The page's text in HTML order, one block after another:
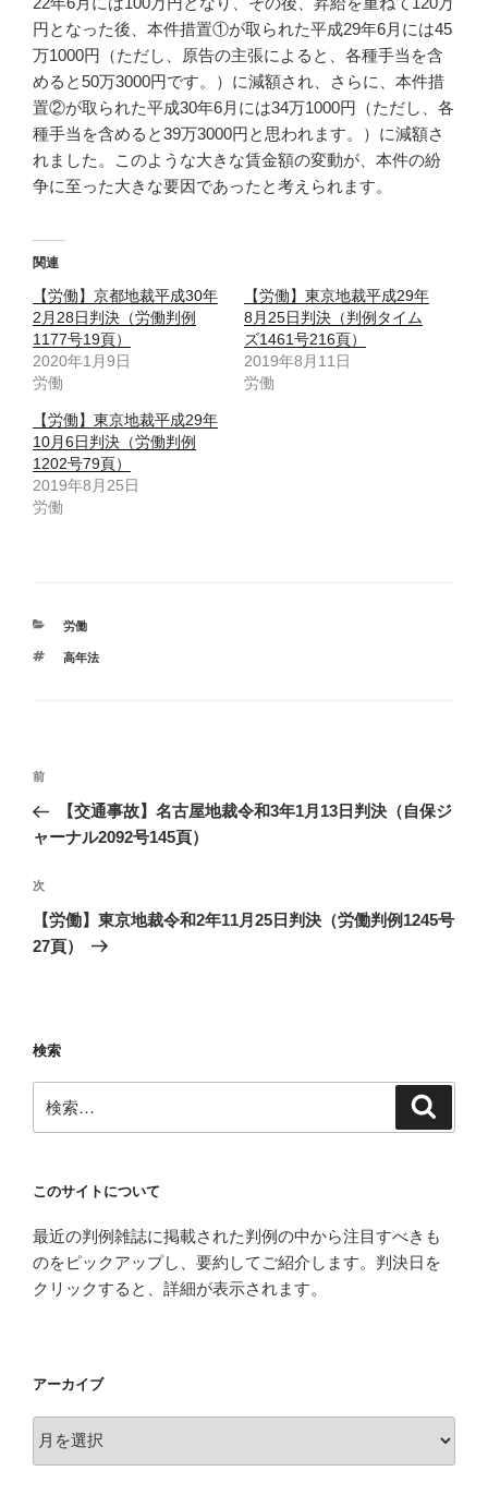
円となった後、本件措置①が取られた平成29年6月には45
万1000円（ただし、原告の主張によると、各種手当を含
めると50万3000円です。）に減額され、さらに、本件措
置②が取られた平成30年6月には34万1000円（ただし、各
種手当を含めると39万3000円と思われます。）に減額さ
れました。このような大きな賃金額の変動が、本件の紛
争に至った大きな要因であったと考えられます。
関連
【労働】京都地裁平成30年
2月28日判決（労働判例
1177号19頁）
2020年1月9日
労働
【労働】東京地裁平成29年
8月25日判決（判例タイム
ズ1461号216頁）
2019年8月11日
労働
【労働】東京地裁平成29年
10月6日判決（労働判例
1202号79頁）
2019年8月25日
労働
カ
ゴ
労働
タ
高年法
投
ナ
ゲ
ー
シ
前
の
投
前
【交通事故】名古屋地裁令和3年1月13日判決（自保ジ
ャーナル2092号145頁）
次
の
投
次
【労働】東京地裁令和2年11月25日判決（労働判例1245号
27頁）
検索
索:
このサイトについて
最近の判例雑誌に掲載された判例の中から注目すべきも
のをピックアップし、要約してご紹介します。判決日を
クリックすると、詳細が表示されます。
アーカイブ
ー